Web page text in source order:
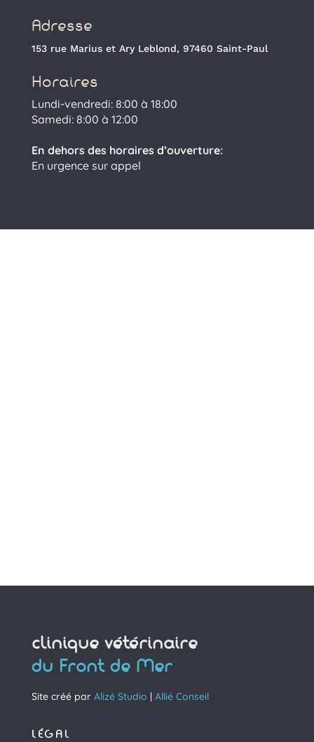
Adresse
153 rue Marius et Ary Leblond, 97460 Saint-Paul
Horaires
Lundi-vendredi: 8:00 à 18:00
Samedi: 8:00 à 12:00
En dehors des horaires d’ouverture:
En urgence sur appel
clinique vétérinaire
du Front de Mer
Site créé par Alizé Studio Allié Conseil
LÉGAL